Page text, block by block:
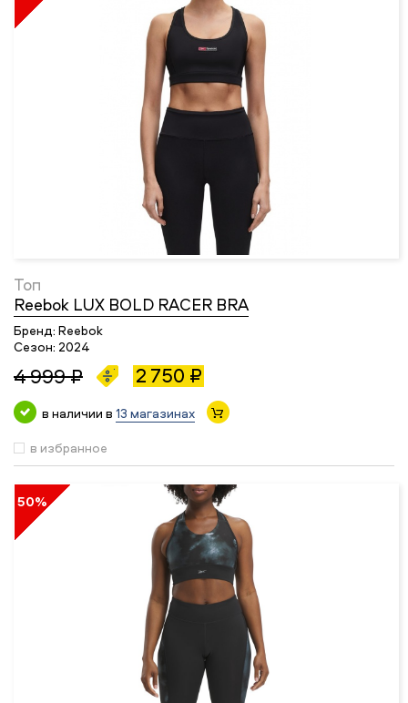
Топ
Reebok LUX BOLD RACER BRA
Бренд: Reebok
Сезон: 2024
4 999 ₽ 2 750 ₽
в наличии в 13 магазинах
в избранное
50%